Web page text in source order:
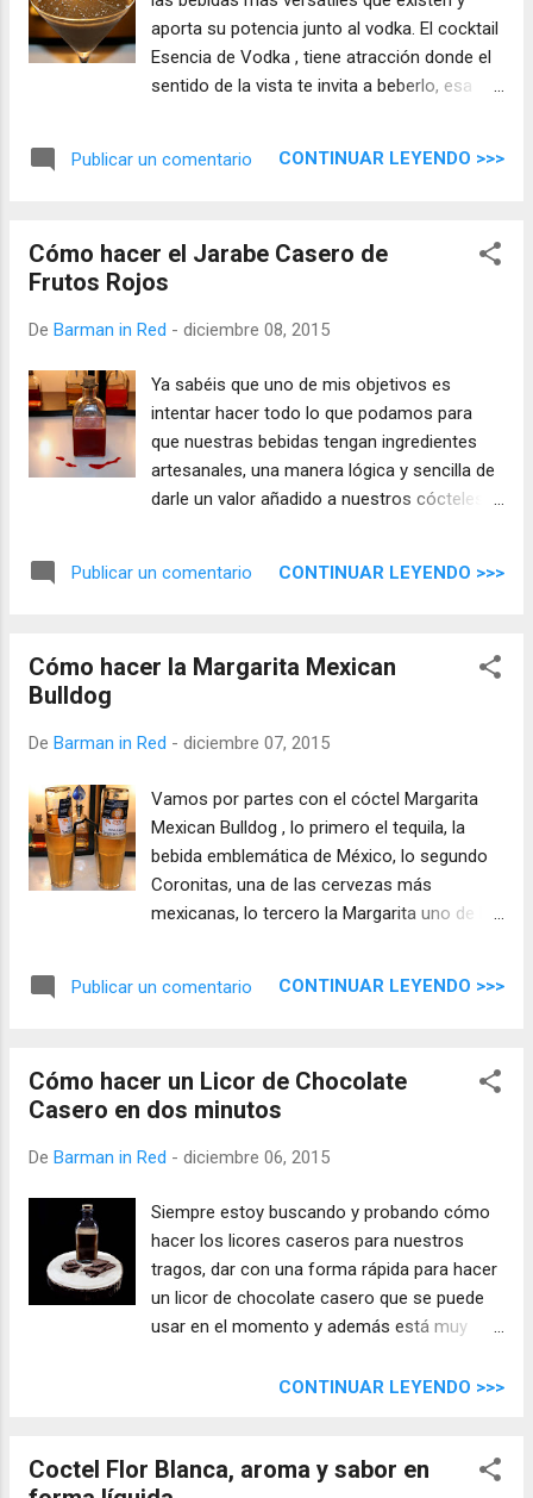
aporta su potencia junto al vodka. El cocktail
Esencia de Vodka , tiene atracción donde el
sentido de la vista te invita a beberlo, esa
Publicar un comentario CONTINUAR LEYENDO >>>
Cómo hacer el Jarabe Casero de
Frutos Rojos
De Barman in Red - diciembre 08, 2015
Ya sabéis que uno de mis objetivos es
intentar hacer todo lo que podamos para
que nuestras bebidas tengan ingredientes
artesanales, una manera lógica y sencilla de
darle un valor añadido a nuestros cócteles,
para hacer el Jarabe de Frutos Rojos .
Publicar un comentario CONTINUAR LEYENDO >>>
Cómo hacer la Margarita Mexican
Bulldog
De Barman in Red - diciembre 07, 2015
Vamos por partes con el cóctel Margarita
Mexican Bulldog , lo primero el tequila, la
bebida emblemática de México, lo segundo
Coronitas, una de las cervezas más
mexicanas, lo tercero la Margarita uno de los
Publicar un comentario CONTINUAR LEYENDO >>>
Cómo hacer un Licor de Chocolate
Casero en dos minutos
De Barman in Red - diciembre 06, 2015
Siempre estoy buscando y probando cómo
hacer los licores caseros para nuestros
tragos, dar con una forma rápida para hacer
un licor de chocolate casero que se puede
usar en el momento y además está muy
CONTINUAR LEYENDO >>>
Coctel Flor Blanca, aroma y sabor en